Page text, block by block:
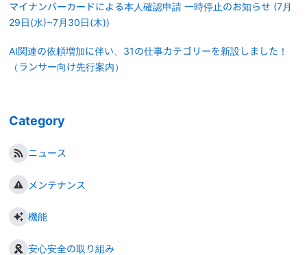
マイナンバーカードによる本人確認申請 一時停止のお知らせ (7月
29日(水)~7月30日(木))
AI関連の依頼増加に伴い、31の仕事カテゴリーを新設しました！
（ランサー向け先行案内）
Category
ニュース
メンテナンス
機能
安心安全の取り組み